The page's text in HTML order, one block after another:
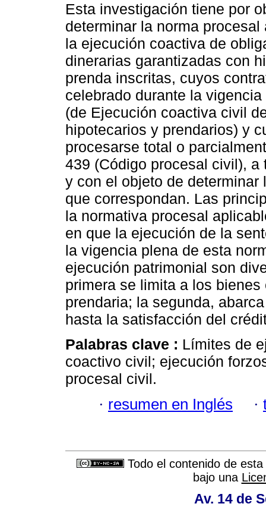
Esta investigación tiene por
determinar la norma procesal
la ejecución coactiva de
dinerarias garantizadas con
prenda inscritas, cuyos
celebrado durante la
(de Ejecución coactiva civil
hipotecarios y prendarios) y
procesarse total o
439 (Código procesal civil),
y con el objeto de
que correspondan. Las
la normativa procesal
en que la ejecución de la
la vigencia plena de esta
ejecución patrimonial son
primera se limita a los
prendaria; la segunda,
hasta la satisfacción del
Palabras clave : Límites de
coactivo civil; ejecución
procesal civil.
· resumen en Inglés ·
Todo el contenido de
bajo una
Av. 14 de